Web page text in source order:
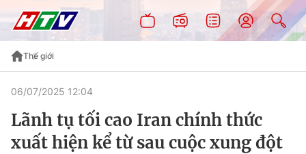
Thế giới
06/07/2025 12:04
Lãnh tụ tối cao Iran chính thức
xuất hiện kể từ sau cuộc xung đột